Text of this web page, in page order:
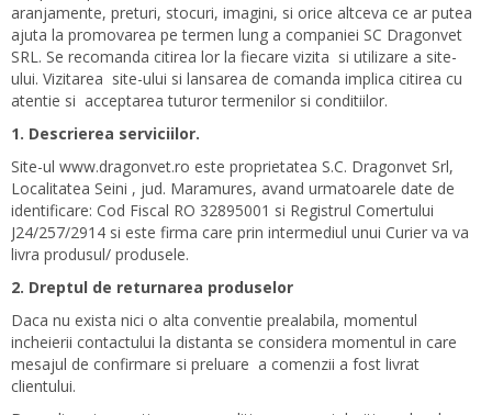
aranjamente, preturi, stocuri, imagini, si orice altceva ce ar putea
ajuta la promovarea pe termen lung a companiei SC Dragonvet
SRL. Se recomanda citirea lor la fiecare vizita si utilizare a site-
ului. Vizitarea site-ului si lansarea de comanda implica citirea cu
atentie si acceptarea tuturor termenilor si conditiilor.
1. Descrierea serviciilor.
Site-ul www.dragonvet.ro este proprietatea S.C. Dragonvet Srl,
Localitatea Seini , jud. Maramures, avand urmatoarele date de
identificare: Cod Fiscal RO 32895001 si Registrul Comertului
J24/257/2914 si este firma care prin intermediul unui Curier va va
livra produsul/ produsele.
2. Dreptul de returnarea produselor
Daca nu exista nici o alta conventie prealabila, momentul
incheierii contactului la distanta se considera momentul in care
mesajul de confirmare si preluare a comenzii a fost livrat
clientului.